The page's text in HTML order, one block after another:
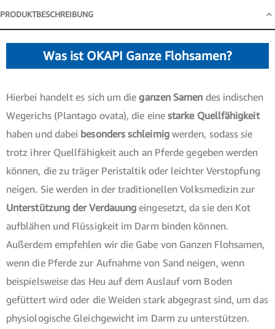
PRODUKTBESCHREIBUNG
Produktbeschreibung
Was ist OKAPI Ganze Flohsamen?
Hierbei handelt es sich um dieganzen Samen des indischen
Wegerichs (Plantago ovata), die eine starke Quellfähigkeit
haben und dabei besonders schleimigwerden, sodass sie
trotz ihrer Quellfähigkeit auch an Pferde gegeben werden
können, die zu träger Peristaltik oder leichter Verstopfung
neigen. Sie werden in der traditionellen Volksmedizin zur
Unterstützung der Verdauung eingesetzt, da sie den Kot
aufblähen und Flüssigkeit im Darm binden können.
Außerdem empfehlen wir die Gabe von Ganzen Flohsamen,
wenn die Pferde zur Aufnahme von Sand neigen, wenn
beispielsweise das Heu auf dem Auslauf vom Boden
gefüttert wird oder die Weiden stark abgegrast sind, um das
physiologische Gleichgewicht im Darm zu unterstützen.